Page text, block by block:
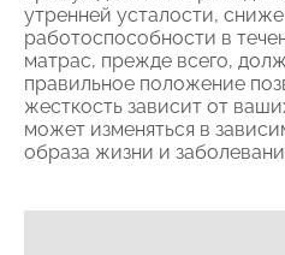
утренней усталости,
работоспособности в
матрас, прежде всего,
правильное положение
жесткость зависит от
может изменяться в
образа жизни и